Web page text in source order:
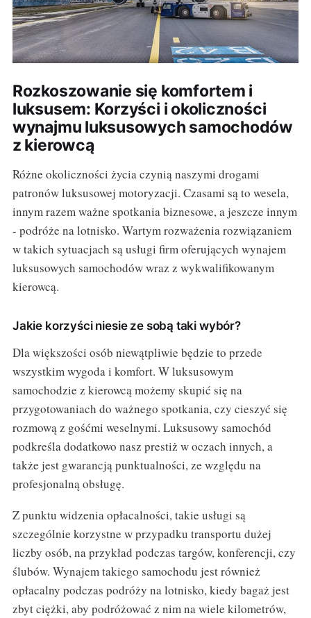
Rozkoszowanie się komfortem i
luksusem: Korzyści i okoliczności
wynajmu luksusowych samochodów
z kierowcą
Różne okoliczności życia czynią naszymi drogami
patronów luksusowej motoryzacji. Czasami są to wesela,
innym razem ważne spotkania biznesowe, a jeszcze innym
- podróże na lotnisko. Wartym rozważenia rozwiązaniem
w takich sytuacjach są usługi firm oferujących wynajem
luksusowych samochodów wraz z wykwalifikowanym
kierowcą.
Jakie korzyści niesie ze sobą taki wybór?
Dla większości osób niewątpliwie będzie to przede
wszystkim wygoda i komfort. W luksusowym
samochodzie z kierowcą możemy skupić się na
przygotowaniach do ważnego spotkania, czy cieszyć się
rozmową z gośćmi weselnymi. Luksusowy samochód
podkreśla dodatkowo nasz prestiż w oczach innych, a
także jest gwarancją punktualności, ze względu na
profesjonalną obsługę.
Z punktu widzenia opłacalności, takie usługi są
szczególnie korzystne w przypadku transportu dużej
liczby osób, na przykład podczas targów, konferencji, czy
ślubów. Wynajem takiego samochodu jest również
opłacalny podczas podróży na lotnisko, kiedy bagaż jest
zbyt ciężki, aby podróżować z nim na wiele kilometrów,